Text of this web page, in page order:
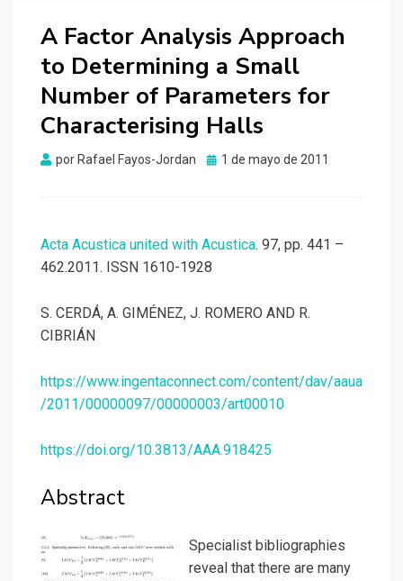
A Factor Analysis Approach
to Determining a Small
Number of Parameters for
Characterising Halls
por Rafael Fayos-Jordan
Publicado
1 de mayo de 2011
Acta Acustica united with Acustica. 97, pp. 441 –
462.2011. ISSN 1610-1928
S. CERDÁ, A. GIMÉNEZ, J. ROMERO AND R.
CIBRIÁN
https://www.ingentaconnect.com/content/dav/aaua
/2011/00000097/00000003/art00010
https://doi.org/10.3813/AAA.918425
Abstract
Specialist bibliographies
reveal that there are many